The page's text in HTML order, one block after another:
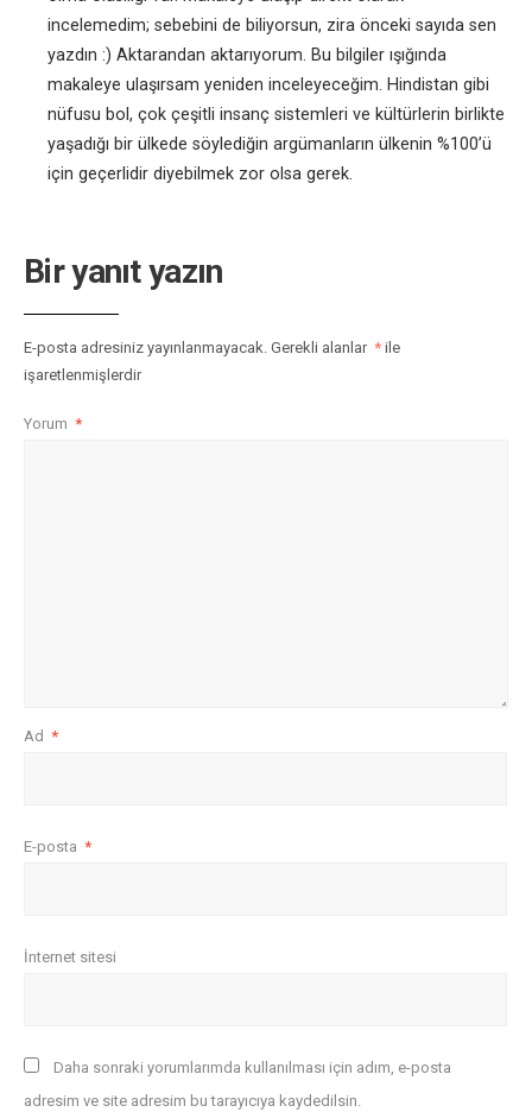
incelemedim; sebebini de biliyorsun, zira önceki sayıda sen
yazdın :) Aktarandan aktarıyorum. Bu bilgiler ışığında
makaleye ulaşırsam yeniden inceleyeceğim. Hindistan gibi
nüfusu bol, çok çeşitli insanç sistemleri ve kültürlerin birlikte
yaşadığı bir ülkede söylediğin argümanların ülkenin %100’ü
için geçerlidir diyebilmek zor olsa gerek.
Bir yanıt yazın
E-posta adresiniz yayınlanmayacak. Gerekli alanlar * ile
işaretlenmişlerdir
Yorum *
Ad *
E-posta *
İnternet sitesi
Daha sonraki yorumlarımda kullanılması için adım, e-posta
adresim ve site adresim bu tarayıcıya kaydedilsin.